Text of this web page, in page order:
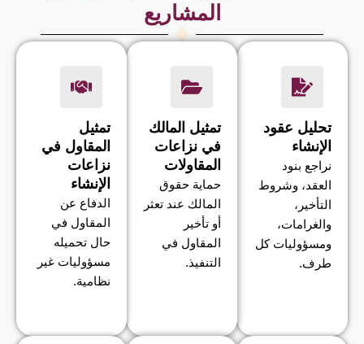
المشاريع
تحليل عقود
الإنشاء
نراجع بنود
العقد، وشروط
التأخير،
والغرامات،
ومسؤوليات كل
طرف.
تمثيل المالك
في نزاعات
المقاولات
حماية حقوق
المالك عند تعثر
أو تأخير
المقاول في
التنفيذ.
تمثيل
المقاول في
نزاعات
الإنشاء
الدفاع عن
المقاول في
حال تحميله
مسؤوليات غير
نظامية.